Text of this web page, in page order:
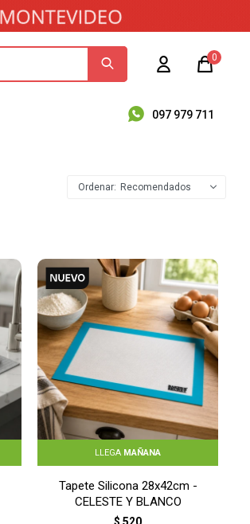
097 979 711
0
Recomendados
LLEGA MAÑANA
Tapete Silicona 28x42cm -
CELESTE Y BLANCO
$ 520